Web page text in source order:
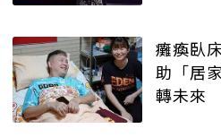
癱瘓臥
助「居
轉未來